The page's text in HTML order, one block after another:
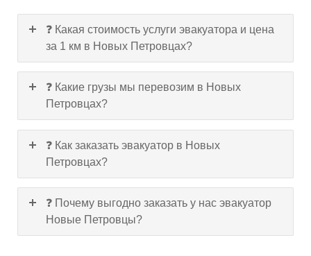
❓ Какая стоимость услуги эвакуатора и цена
за 1 км в Новых Петровцах?
❓ Какие грузы мы перевозим в Новых
Петровцах?
❓ Как заказать эвакуатор в Новых
Петровцах?
❓ Почему выгодно заказать у нас эвакуатор
Новые Петровцы?